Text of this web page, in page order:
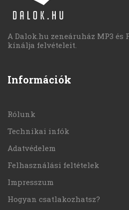
A Dalok.hu zeneáruház MP3 és
kínálja felvételeit.
Információk
Rólunk
Technikai infók
Adatvédelem
Felhasználási feltételek
Impresszum
Hogyan csatlakozhatsz?